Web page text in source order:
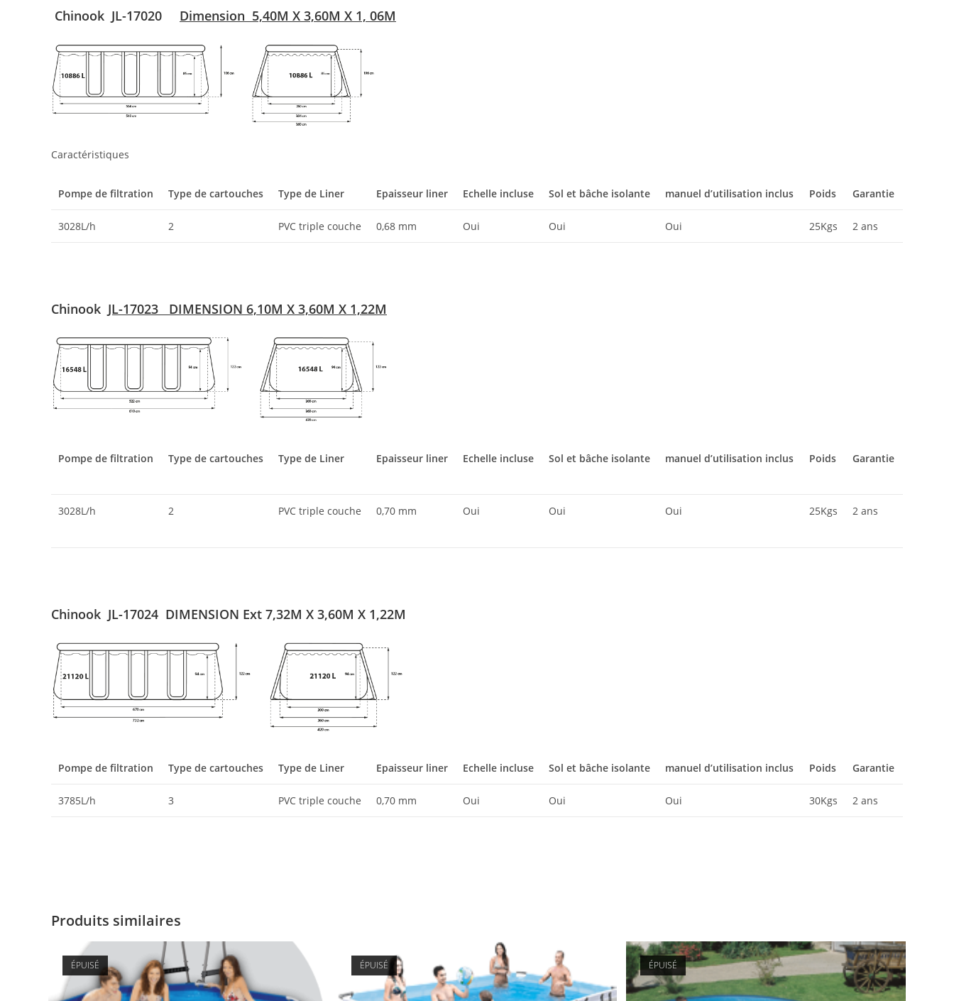
Chinook JL-17020 Dimension 5,40M X 3,60M X 1, 06M
Caractéristiques
Pompe de filtration Type de cartouches Type de Liner Epaisseur liner Echelle incluse Sol et bâche isolante manuel d’utilisation inclus Poids Garantie
3028L/h 2 PVC triple couche 0,68 mm Oui Oui Oui 25Kgs 2 ans
Chinook JL-17023 DIMENSION 6,10M X 3,60M X 1,22M
Pompe de filtration Type de cartouches Type de Liner Epaisseur liner Echelle incluse Sol et bâche isolante manuel d’utilisation inclus Poids Garantie
3028L/h 2 PVC triple couche 0,70 mm Oui Oui Oui 25Kgs 2 ans
Chinook JL-17024 DIMENSION Ext 7,32M X 3,60M X 1,22M
Pompe de filtration Type de cartouches Type de Liner Epaisseur liner Echelle incluse Sol et bâche isolante manuel d’utilisation inclus Poids Garantie
3785L/h 3 PVC triple couche 0,70 mm Oui Oui Oui 30Kgs 2 ans
Produits similaires
ÉPUISÉ ÉPUISÉ ÉPUISÉ